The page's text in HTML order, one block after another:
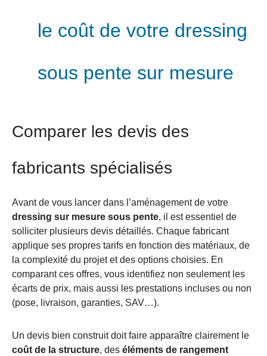
le coût de votre dressing
sous pente sur mesure
Comparer les devis des
fabricants spécialisés
Avant de vous lancer dans l’aménagement de votre
dressing sur mesure sous pente, il est essentiel de
solliciter plusieurs devis détaillés. Chaque fabricant
applique ses propres tarifs en fonction des matériaux, de
la complexité du projet et des options choisies. En
comparant ces offres, vous identifiez non seulement les
écarts de prix, mais aussi les prestations incluses ou non
(pose, livraison, garanties, SAV…).
Un devis bien construit doit faire apparaître clairement le
coût de la structure, des éléments de rangement